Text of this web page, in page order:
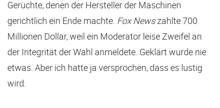
Gerüchte, denen der Hersteller der Maschinen
gerichtlich ein Ende machte. Fox Newszahlte 700
Millionen Dollar, weil ein Moderator leise Zweifel an
der Integrität der Wahl anmeldete. Geklärt wurde nie
etwas. Aber ich hatte ja versprochen, dass es lustig
wird.